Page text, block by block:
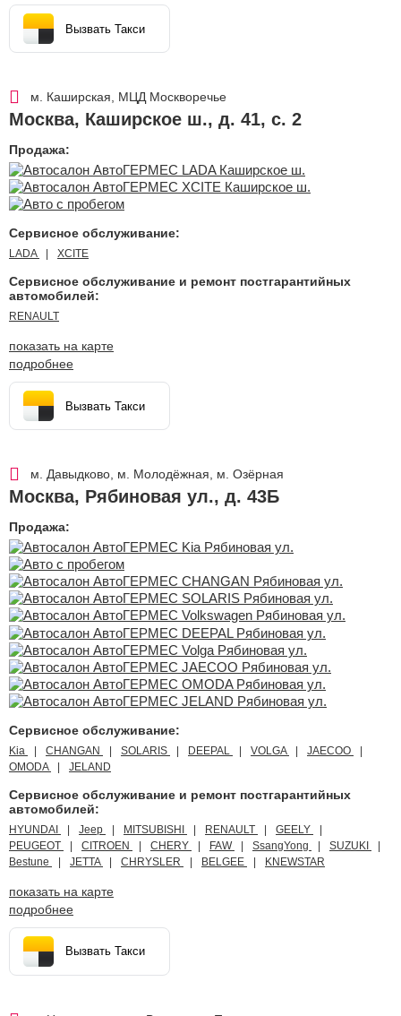
Вызвать Такси
м. Каширская, МЦД Москворечье
Москва, Каширское ш., д. 41, с. 2
Продажа:
Сервисное обслуживание:
LADA XCITE
Сервисное обслуживание и ремонт постгарантийных
автомобилей:
RENAULT
показать на карте
подробнее
Вызвать Такси
м. Давыдково, м. Молодёжная, м. Озёрная
Москва, Рябиновая ул., д. 43Б
Продажа:
Сервисное обслуживание:
Kia CHANGAN SOLARIS DEEPAL VOLGA
JAECOO
OMODA
JELAND
Сервисное обслуживание и ремонт постгарантийных
автомобилей:
HYUNDAI Jeep MITSUBISHI RENAULT
GEELY
PEUGEOT
CITROEN CHERY FAW SsangYong
SUZUKI
Bestune
JETTA CHRYSLER BELGEE KNEWSTAR
показать на карте
подробнее
Вызвать Такси